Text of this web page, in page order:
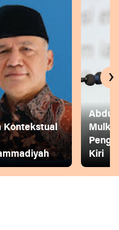
Kontekstual
Abdul
Kiri
›